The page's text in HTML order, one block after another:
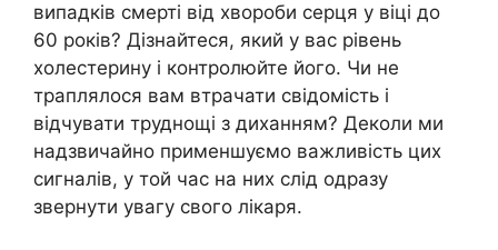
випадків смерті від хвороби серця у віці до
60 років? Дізнайтеся, який у вас рівень
холестерину і контролюйте його. Чи не
траплялося вам втрачати свідомість і
відчувати труднощі з диханням? Деколи ми
надзвичайно применшуємо важливість цих
сигналів, у той час на них слід одразу
звернути увагу свого лікаря.